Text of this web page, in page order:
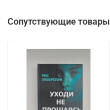
Сопутствующие товары